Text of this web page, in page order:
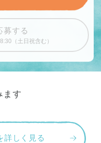
募する
（土日祝含む）
ます
詳しく見る